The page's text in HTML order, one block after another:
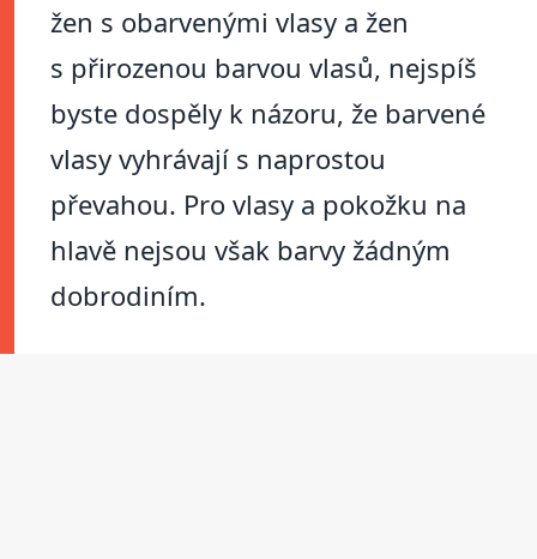
žen s obarvenými vlasy a žen
s přirozenou barvou vlasů, nejspíš
byste dospěly k názoru, že barvené
vlasy vyhrávají s naprostou
převahou. Pro vlasy a pokožku na
hlavě nejsou však barvy žádným
dobrodiním.